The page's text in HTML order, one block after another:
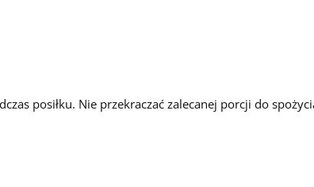
posiłku. Nie przekraczać zalecanej porcji do